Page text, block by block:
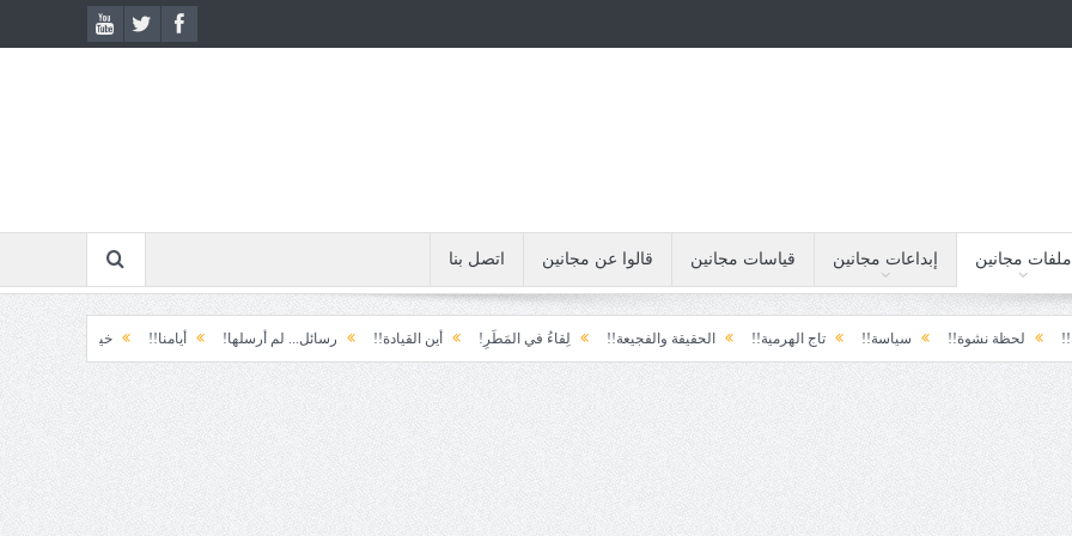
ملفات مجانين إبداعات مجانين قياسات مجانين قالوا عن مجانين اتصل بنا
سياسة!! تاج الهرمية!! الحقيقة والفجيعة!! لِقاءُ في المَطَرِ! أين القيادة!! رسائل... لم أرسلها! أيامنا!! خيبة الأمل.... الأولى! خذ